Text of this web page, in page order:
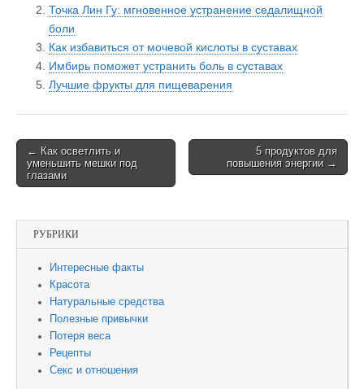
Точка Лин Гу: мгновенное устранение седалищной
боли
Как избавиться от мочевой кислоты в суставах
Имбирь поможет устранить боль в суставах
Лучшие фрукты для пищеварения
Post navigation
← Как осветлить и
уменьшить мешки под
глазами
5 продуктов для
повышения энергии →
РУБРИКИ
Интересные факты
Красота
Натуральные средства
Полезные привычки
Потеря веса
Рецепты
Секс и отношения